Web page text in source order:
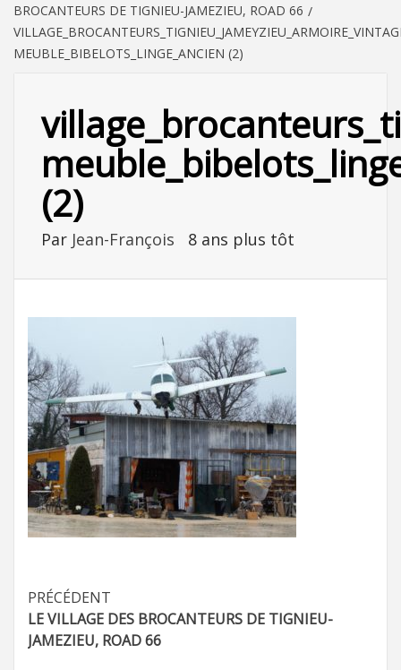
BROCANTEURS DE TIGNIEU-JAMEZIEU, ROAD 66
MEUBLE_BIBELOTS_LINGE_ANCIEN (2)
(2)
Par Jean-François 8 ans plus tôt
Navigation
d’article
PRÉCÉDENT
LE VILLAGE DES BROCANTEURS DE TIGNIEU-
JAMEZIEU, ROAD 66